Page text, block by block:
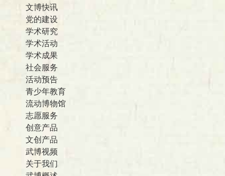
文博快讯
党的建设
学术研究
学术活动
学术成果
社会服务
活动预告
青少年教育
流动博物馆
志愿服务
创意产品
文创产品
武博视频
关于我们